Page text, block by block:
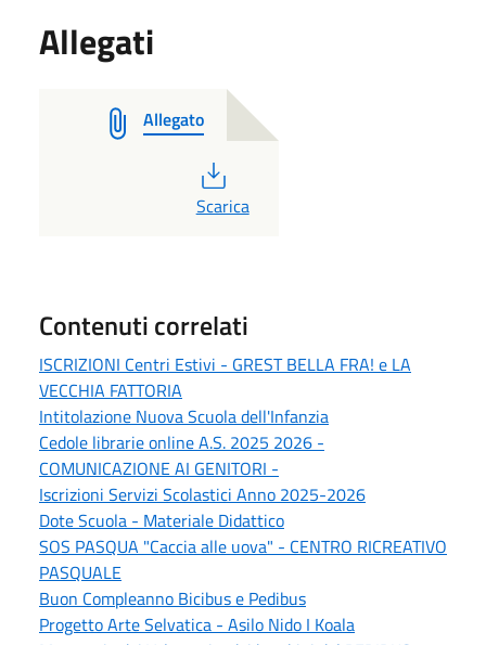
Allegati
Allegato
PDF
Scarica
Contenuti correlati
ISCRIZIONI Centri Estivi - GREST BELLA FRA! e LA
VECCHIA FATTORIA
Intitolazione Nuova Scuola dell'Infanzia
Cedole librarie online A.S. 2025 2026 -
COMUNICAZIONE AI GENITORI -
Iscrizioni Servizi Scolastici Anno 2025-2026
Dote Scuola - Materiale Didattico
SOS PASQUA "Caccia alle uova" - CENTRO RICREATIVO
PASQUALE
Buon Compleanno Bicibus e Pedibus
Progetto Arte Selvatica - Asilo Nido I Koala